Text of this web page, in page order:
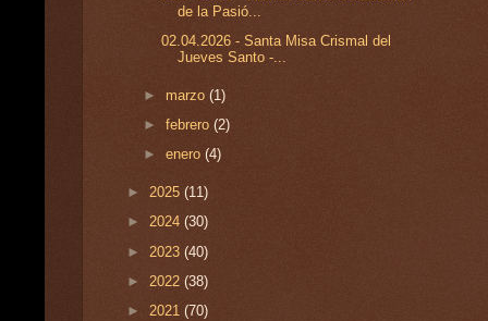
de la Pasió...
02.04.2026 - Santa Misa Crismal del
Jueves Santo -...
► marzo(1)
►febrero(2)
►enero(4)
► 2025 (11)
► 2024 (30)
► 2023 (40)
► 2022 (38)
► 2021 (70)